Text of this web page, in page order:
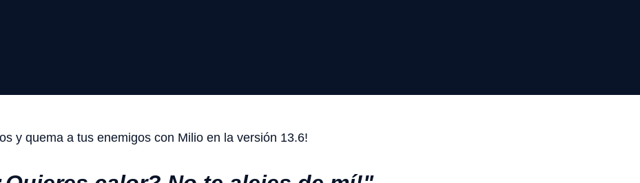
y quema a tus enemigos con Milio en la versión 13.6!